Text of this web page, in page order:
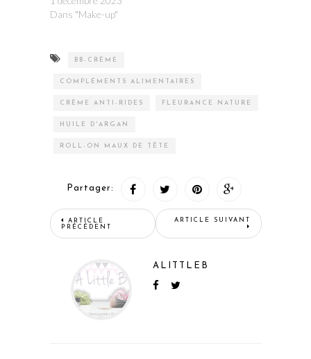
Dans "Make-up"
BB-CRÈME
COMPLÉMENTS ALIMENTAIRES
CRÈME ANTI-RIDES FLEURANCE NATURE
HUILE D'ARGAN
ROLL-ON MAUX DE TÊTE
Partager:
ARTICLE
PRÉCÉDENT
ARTICLE SUIVANT
ALITTLEB